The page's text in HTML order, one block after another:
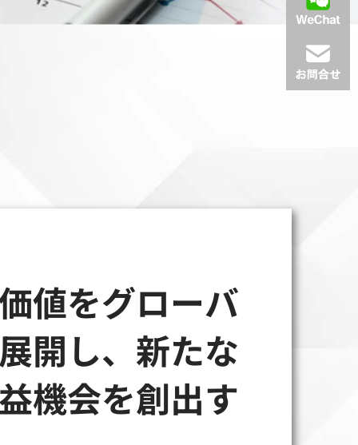
値をグローバ
開し、新たな
機会を創出す